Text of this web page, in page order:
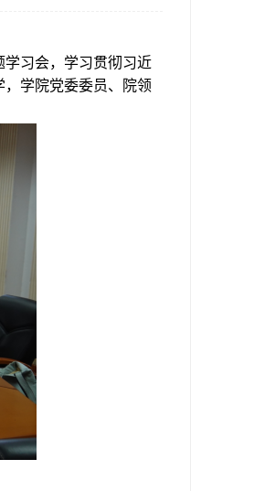
习会，学习贯彻习近
学院党委委员、院领